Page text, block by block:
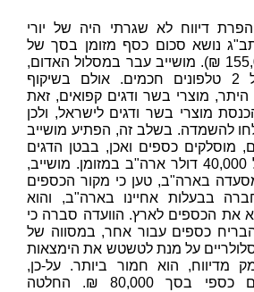
דיווח לא שגרתי היה של יורי
נושא סכום כסף מזומן בסך של
40,000 דולר (כ-155,000 ₪). מושייב עבר במסלול האדום,
במטרה להצהיר על 2 טלפונים חכמים. אולם בשיקוף
היתר, מוצרי בשר ודגים קפואים, זאת
מוצרי בשר ודגים לישראל, ולכן
להשמדה. בשלב זה, הפתיע מושייב
מוסלקים כספים ואכן, בבטן הדגים
נמצא סכום כולל של 40,000 דולר ארה"ב במזומן. מושייב,
בארה"ב, טען כי מקור הכספים
בבעלות אחיינו בארה"ב, והוא
את הכספים לארץ. הוועדה סברה כי
להבריח כספים עבור אחר, במסווה של
על מנת לטשטש את הימצאות
מדיווח, הוא חמור ביותר. על-כן,
הטילה עליו עיצום כספי בסך 80,000 ₪. החלטה